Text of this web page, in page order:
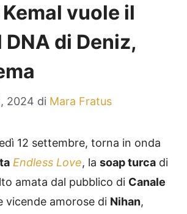
vuole il
di Deniz,
2024 di Mara Fratus
12 settembre, torna in onda
Endless Love, la soap turca di
amata dal pubblico di Canale
vicende amorose di Nihan,